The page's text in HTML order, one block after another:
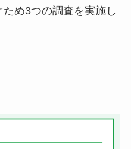
め3つの調査を実施し